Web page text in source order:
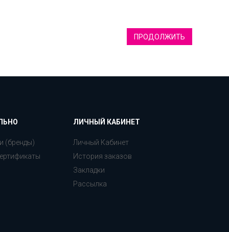
ПРОДОЛЖИТЬ
(бренды)
ЛИЧНЫЙ КАБИНЕТ
Личный Кабинет
История заказов
Закладки
Рассылка